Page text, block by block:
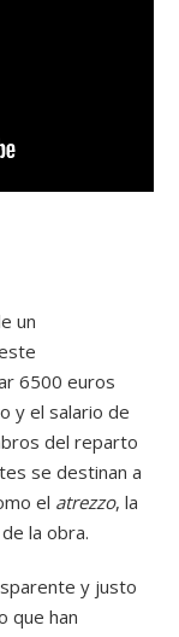
un
6500 euros
y el salario de
del reparto
se destinan a
el atrezzo, la
la obra.
y justo
que han